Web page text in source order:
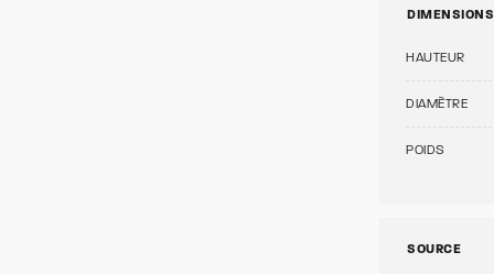
DIMENSIONS
HAUTEUR
DIAMÈTRE
POIDS
SOURCE